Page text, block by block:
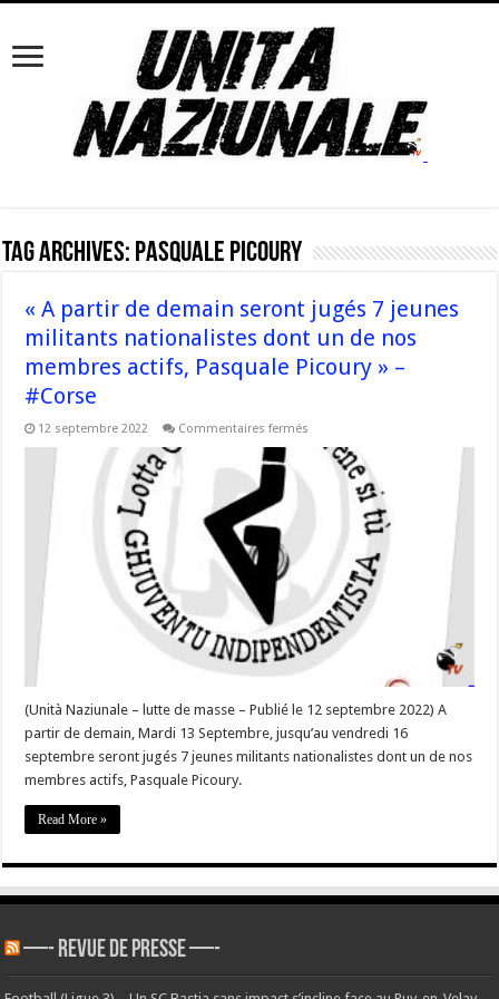
Tag Archives: Pasquale Picoury
« A partir de demain seront jugés 7 jeunes
militants nationalistes dont un de nos
membres actifs, Pasquale Picoury » –
#Corse
12 septembre 2022 Commentaires fermés
partir
demain
jeunes
militants
nationalistes
dont
un
de
nos
membres
actifs,
–
#Corse
(Unità Naziunale – lutte de masse – Publié le 12 septembre 2022) A
partir de demain, Mardi 13 Septembre, jusqu’au vendredi 16
septembre seront jugés 7 jeunes militants nationalistes dont un de nos
membres actifs, Pasquale Picoury.
Read More »
—- REVUE DE PRESSE —-